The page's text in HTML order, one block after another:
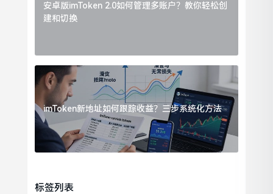
安卓版imToken 2.0如何管理多账户？教你轻松创
建和切换
imToken新地址如何跟踪收益？三步系统化方法
标签列表